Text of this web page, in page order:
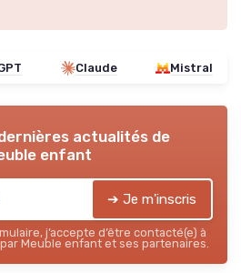
Claude Mistral
actualités de
enfant
➔ Je m'inscris
j’accepte d’être contacté(e) à
Meuble enfant et ses partenaires.